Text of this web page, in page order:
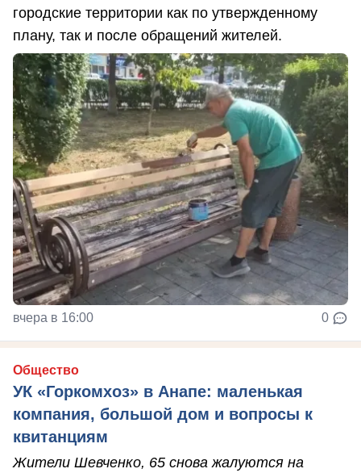
городские территории как по утвержденному
плану, так и после обращений жителей.
вчера в 16:00 0
Общество
УК «Горкомхоз» в Анапе: маленькая
компания, большой дом и вопросы к
квитанциям
Жители Шевченко, 65 снова жалуются на